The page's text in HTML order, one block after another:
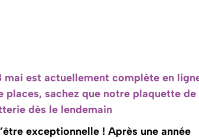
mai est actuellement complète en
places, sachez que notre plaquette de
dès le lendemain
exceptionnelle ! Après une année